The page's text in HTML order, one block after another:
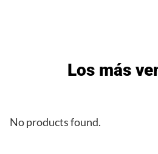
Los más
No products found.